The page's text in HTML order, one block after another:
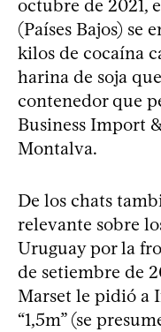
octubre de 2021,
(Países Bajos) se
kilos de cocaína
harina de soja
contenedor que
Business Import
Montalva.
De los chats
relevante sobre
Uruguay por la
de setiembre de
Marset le pidió a
“1,5m” (se